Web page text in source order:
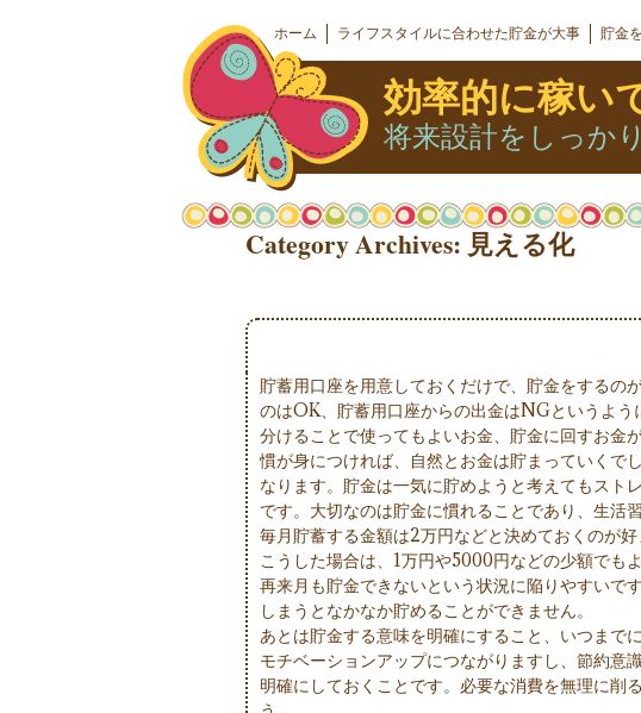
効率的に稼い
将来設計をしっか
ホーム ライフスタイルに合わせた貯金が大事 貯金
Category Archives: 見える化
貯蓄用口座を用意しておくだけで、貯金をするの
のはOK、貯蓄用口座からの出金はNGというよ
分けることで使ってもよいお金、貯金に回すお金
慣が身につければ、自然とお金は貯まっていく
なります。貯金は一気に貯めようと考えてもスト
です。大切なのは貯金に慣れることであり、生活
毎月貯蓄する金額は2万円などと決めておくのが
こうした場合は、1万円や5000円などの少額でも
再来月も貯金できないという状況に陥りやすいで
しまうとなかなか貯めることができません。
あとは貯金する意味を明確にすること、いつまで
モチベーションアップにつながりますし、節約意
明確にしておくことです。必要な消費を無理に削